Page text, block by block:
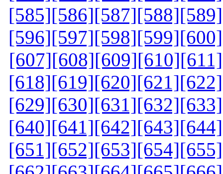
[585][586][587][588][589]
[596][597][598][599][600]
[607][608][609][610][611]
[618][619][620][621][622]
[629][630][631][632][633]
[640][641][642][643][644]
[651][652][653][654][655]